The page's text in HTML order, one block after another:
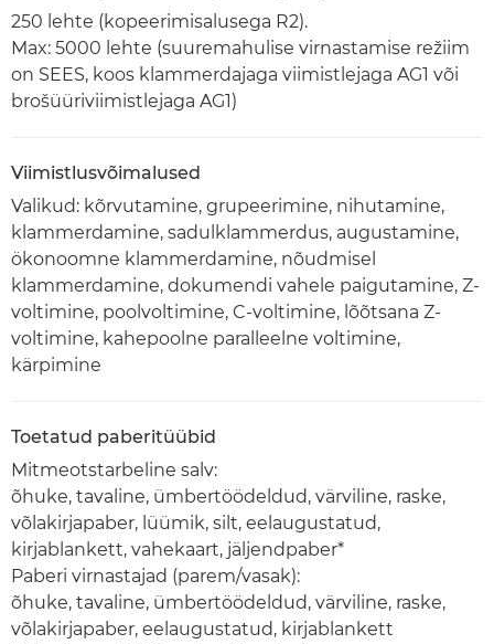
250 lehte (kopeerimisalusega R2).
Max: 5000 lehte (suuremahulise virnastamise režiim
on SEES, koos klammerdajaga viimistlejaga AG1 või
brošüüriviimistlejaga AG1)
Viimistlusvõimalused
Valikud: kõrvutamine, grupeerimine, nihutamine,
klammerdamine, sadulklammerdus, augustamine,
ökonoomne klammerdamine, nõudmisel
klammerdamine, dokumendi vahele paigutamine, Z-
voltimine, poolvoltimine, C-voltimine, lõõtsana Z-
voltimine, kahepoolne paralleelne voltimine,
kärpimine
Toetatud paberitüübid
Mitmeotstarbeline salv:
õhuke, tavaline, ümbertöödeldud, värviline, raske,
võlakirjapaber, lüümik, silt, eelaugustatud,
kirjablankett, vahekaart, jäljendpaber*
Paberi virnastajad (parem/vasak):
õhuke, tavaline, ümbertöödeldud, värviline, raske,
võlakirjapaber, eelaugustatud, kirjablankett